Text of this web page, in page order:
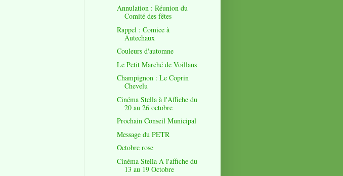
Annulation : Réunion du
Comité des fêtes
Rappel : Comice à
Autechaux
Couleurs d'automne
Le Petit Marché de Voillans
Champignon : Le Coprin
Chevelu
Cinéma Stella à l'Affiche du
20 au 26 octobre
Prochain Conseil Municipal
Message du PETR
Octobre rose
Cinéma Stella A l'affiche du
13 au 19 Octobre